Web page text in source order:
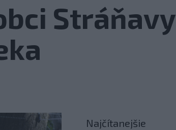
Stráňavy
Najčítanejšie